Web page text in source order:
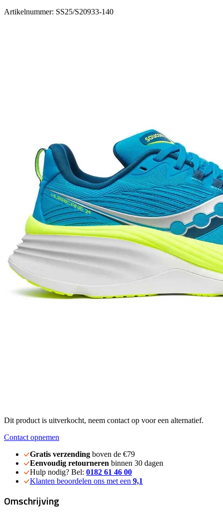
Artikelnummer: SS25/S20933-140
Dit product is uitverkocht, neem contact op voor een alternatief.
Contact opnemen
Gratis verzending boven de €79
Eenvoudig retourneren binnen 30 dagen
Hulp nodig? Bel: 0182 61 46 00
Klanten beoordelen ons met een 9,1
Omschrijving